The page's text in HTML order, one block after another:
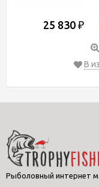
25 830 ₽
В
Рыболовный интернет